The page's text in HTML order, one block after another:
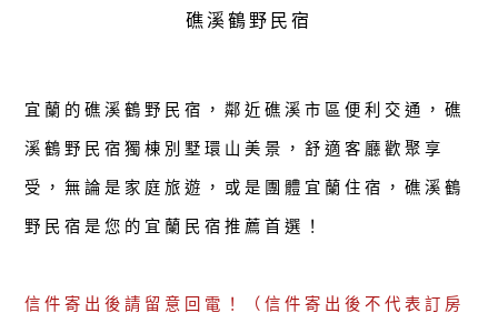
礁溪鶴野民宿
宜蘭的礁溪鶴野民宿，鄰近礁溪市區便利交通，礁
溪鶴野民宿獨棟別墅環山美景，舒適客廳歡聚享
受，無論是家庭旅遊，或是團體宜蘭住宿，礁溪鶴
野民宿是您的宜蘭民宿推薦首選！
信件寄出後請留意回電！（信件寄出後不代表訂房